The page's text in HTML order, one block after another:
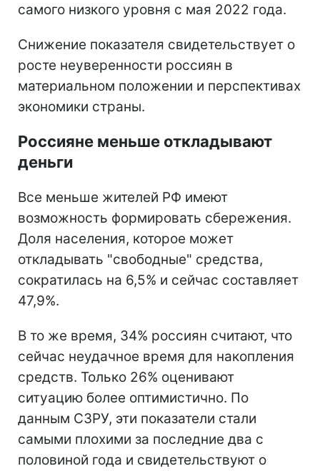
самого низкого уровня с мая 2022 года.
Снижение показателя свидетельствует о
росте неуверенности россиян в
материальном положении и перспективах
экономики страны.
Россияне меньше откладывают
деньги
Все меньше жителей РФ имеют
возможность формировать сбережения.
Доля населения, которое может
откладывать "свободные" средства,
сократилась на 6,5% и сейчас составляет
47,9%.
В то же время, 34% россиян считают, что
сейчас неудачное время для накопления
средств. Только 26% оценивают
ситуацию более оптимистично. По
данным СЗРУ, эти показатели стали
самыми плохими за последние два с
половиной года и свидетельствуют о